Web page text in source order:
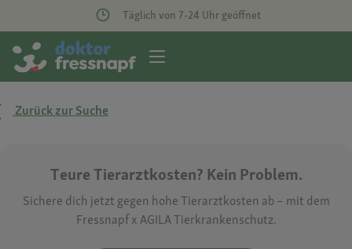
Täglich von 7-24 Uhr geöffnet
Zurück zur Suche
Teure Tierarztkosten? Kein Problem.
Sichere dich jetzt gegen hohe Tierarztkosten ab – mit dem
Fressnapf x AGILA Tierkrankenschutz.